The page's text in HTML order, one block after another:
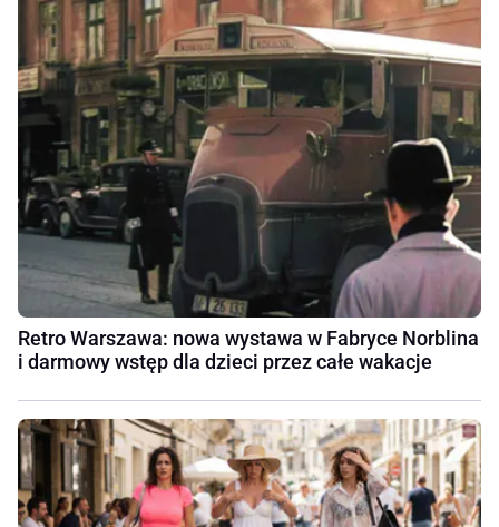
Retro Warszawa: nowa wystawa w Fabryce Norblina
i darmowy wstęp dla dzieci przez całe wakacje